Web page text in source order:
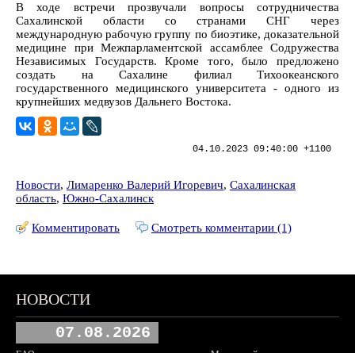
В ходе встречи прозвучали вопросы сотрудничества
Сахалинской области со странами СНГ через
международную рабочую группу по биоэтике, доказательной
медицине при Межпарламентской ассамблее Содружества
Независимых Государств. Кроме того, было предложено
создать на Сахалине филиал Тихоокеанского
государственного медицинского университета - одного из
крупнейших медвузов Дальнего Востока.
04.10.2023 09:40:00 +1100
Новости, Лимаренко Валерий Игоревич, Сахалинская
область, Южно-Сахалинск
Комментировать Смотреть комментарии (1)
НОВОСТИ
07.08.2026